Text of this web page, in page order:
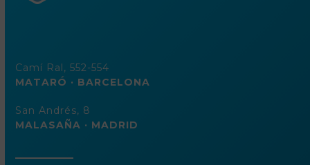
Camí Ral, 552-554
MATARÓ · BARCELONA
San Andrés, 8
MALASAÑA · MADRID